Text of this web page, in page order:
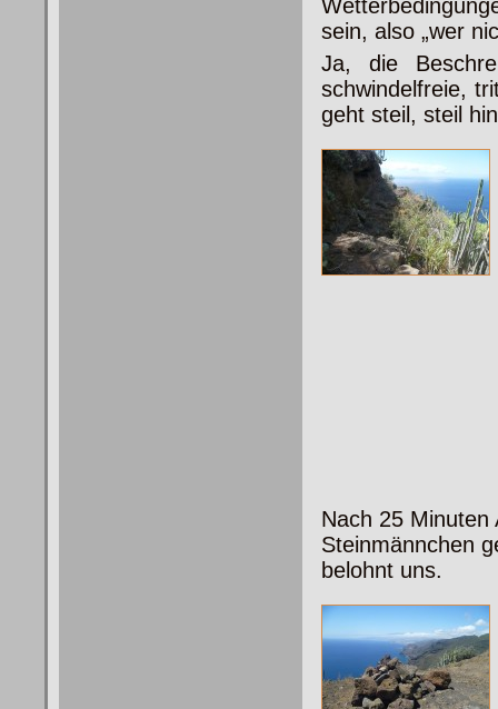
sein, also „wer
Ja, die
schwindelfreie,
geht steil, steil
Nach 25 Minuten
Steinmännchen
belohnt uns.